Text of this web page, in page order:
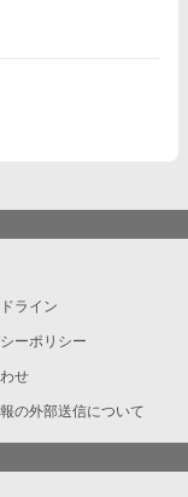
ライン
ーポリシー
せ
の外部送信について